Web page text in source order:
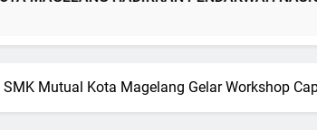
SMK Mutual Kota Magelang Gelar Workshop